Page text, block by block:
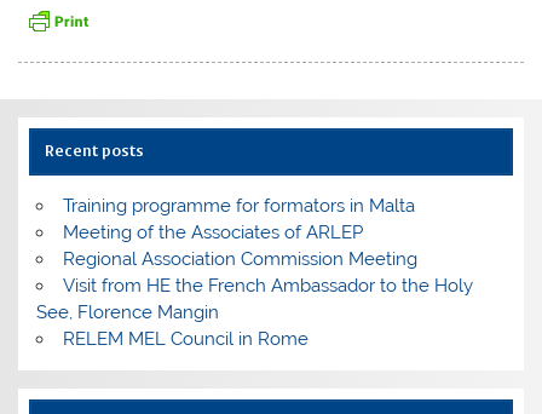
Recent posts
Training programme for formators in Malta
Meeting of the Associates of ARLEP
Regional Association Commission Meeting
Visit from HE the French Ambassador to the Holy
See, Florence Mangin
RELEM MEL Council in Rome